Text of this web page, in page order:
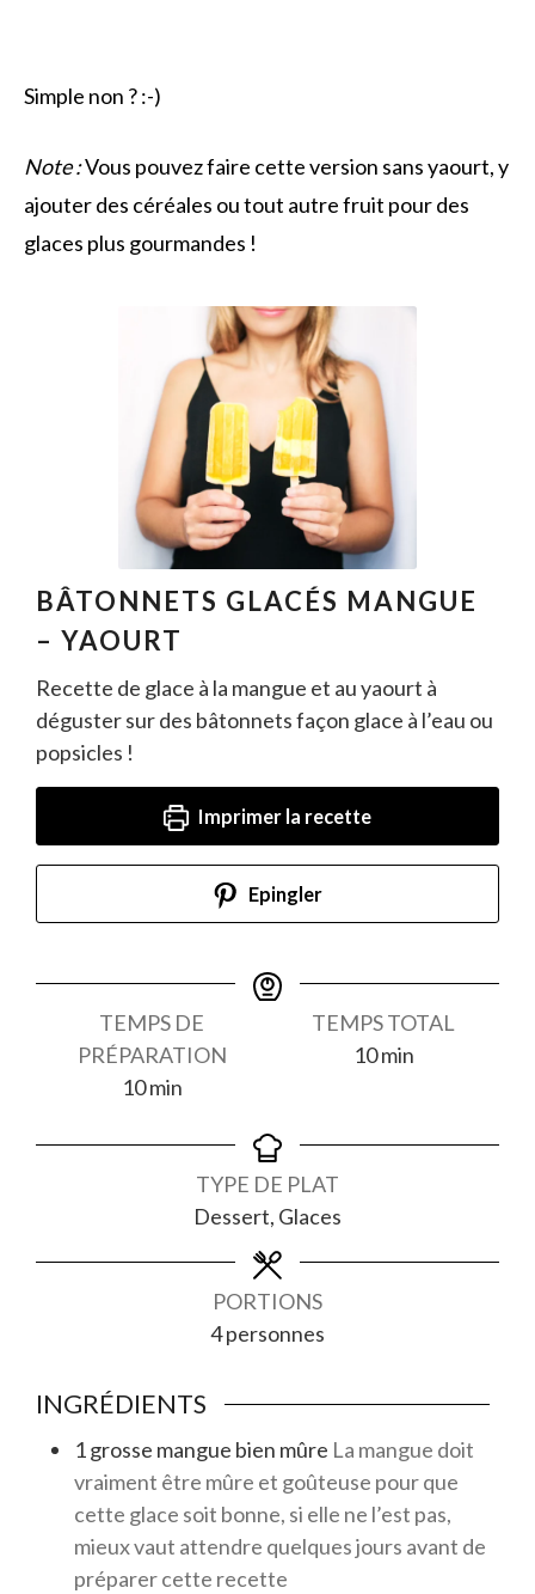
Simple non ? :-)
Note :Vous pouvez faire cette version sans yaourt, y
ajouter des céréales ou tout autre fruit pour des
glaces plus gourmandes !
BÂTONNETS GLACÉS MANGUE
– YAOURT
Recette de glace à la mangue et au yaourt à
déguster sur des bâtonnets façon glace à l’eau ou
popsicles !
Imprimer la recette
Epingler
TEMPS DE
PRÉPARATION
10minutes
min
TEMPS TOTAL
10minutes
min
TYPE DE PLAT
Dessert, Glaces
PORTIONS
4personnes
INGRÉDIENTS
1grosse mangue bien mûre La mangue doit
vraiment être mûre et goûteuse pour que
cette glace soit bonne, si elle ne l’est pas,
mieux vaut attendre quelques jours avant de
préparer cette recette